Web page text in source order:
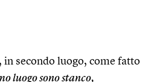
in secondo luogo, come fatto
luogo sono stanco,